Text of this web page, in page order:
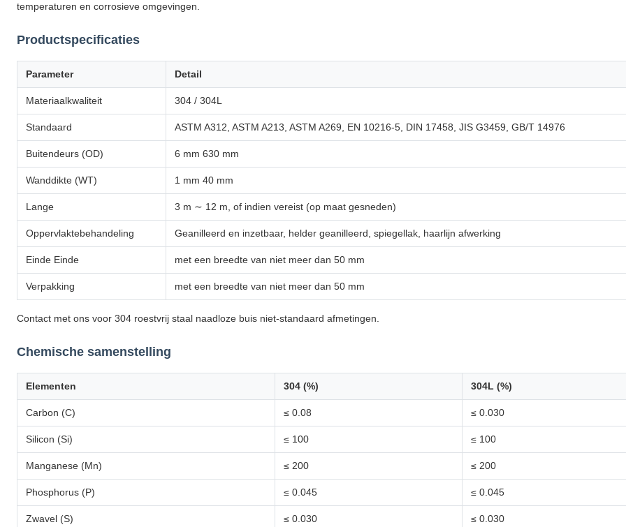
temperaturen en corrosieve omgevingen.
Productspecificaties
Parameter Detail
Materiaalkwaliteit 304 / 304L
Standaard ASTM A312, ASTM A213, ASTM A269, EN 10216-5, DIN 17458, JIS G3459, GB/T 14976
Buitendeurs (OD) 6 mm 630 mm
Wanddikte (WT) 1 mm 40 mm
Lange 3 m ∼ 12 m, of indien vereist (op maat gesneden)
Oppervlaktebehandeling Geanilleerd en inzetbaar, helder geanilleerd, spiegellak, haarlijn afwerking
Einde Einde met een breedte van niet meer dan 50 mm
Verpakking met een breedte van niet meer dan 50 mm
Contact met ons voor 304 roestvrij staal naadloze buis niet-standaard afmetingen.
Chemische samenstelling
Elementen 304 (%) 304L (%)
Carbon (C) ≤ 0.08 ≤ 0.030
Silicon (Si) ≤ 100 ≤ 100
Manganese (Mn) ≤ 200 ≤ 200
Phosphorus (P) ≤ 0.045 ≤ 0.045
Zwavel (S) ≤ 0.030 ≤ 0.030